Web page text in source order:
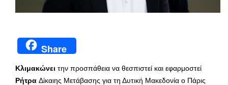
Share
Κλιμακώνει την προσπάθεια να θεσπιστεί και εφαρμοστεί
Ρήτρα Δίκαιης Μετάβασης για τη Δυτική Μακεδονία ο Πάρις